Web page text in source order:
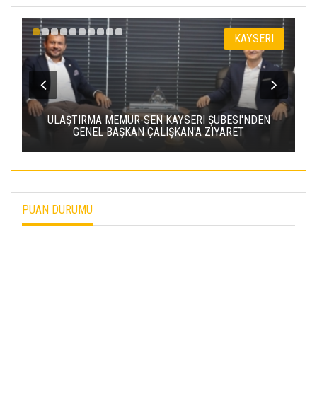
KAYSERI
ŞUBESI'NDEN
ZIYARET
KAYSERİ ŞEKER'DE OLAĞAN MALİ
TOPLANTISI YAPILDI
PUAN DURUMU